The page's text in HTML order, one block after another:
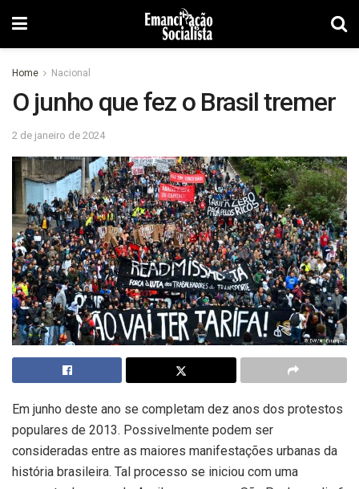
Home Nacional
O junho que fez o Brasil tremer
2 de janeiro de 2024
Em junho deste ano se completam dez anos dos protestos
populares de 2013. Possivelmente podem ser
consideradas entre as maiores manifestações urbanas da
história brasileira. Tal processo se iniciou com uma